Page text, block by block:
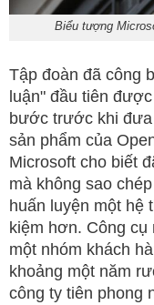
Biểu tượng
Tập đoàn đã công
luận" đầu tiên
bước trước khi
sản phẩm của
Microsoft cho biết
mà không sao
huấn luyện một hệ
kiệm hơn. Công
một nhóm khách
khoảng một năm
công ty tiên phong